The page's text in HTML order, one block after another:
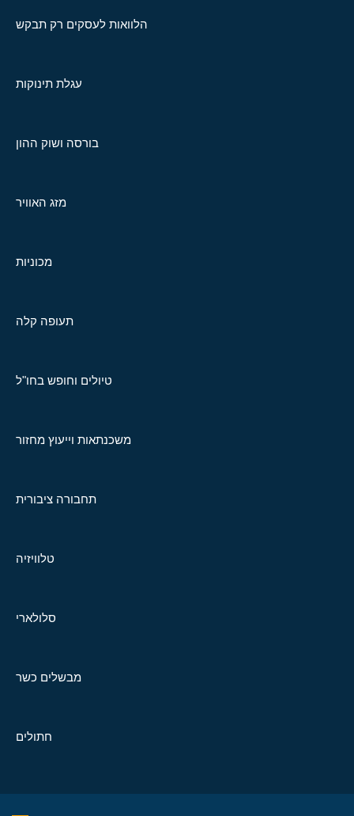
הלוואות לעסקים רק תבקש
עגלת תינוקות
בורסה ושוק ההון
מזג האוויר
מכוניות
תעופה קלה
טיולים וחופש בחו"ל
משכנתאות וייעוץ מחזור
תחבורה ציבורית
טלוויזיה
סלולארי
מבשלים כשר
חתולים